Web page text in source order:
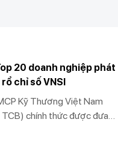
20 doanh nghiệp phát
chỉ số VNSI
Kỹ Thương Việt Nam
chính thức được đưa
theo công bố từ Sở Giao